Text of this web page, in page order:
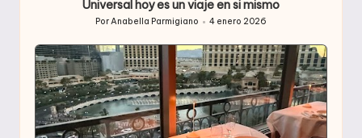
Universal hoy es un viaje en si mismo
por
PorAnabella Parmigiano 4 enero 2026